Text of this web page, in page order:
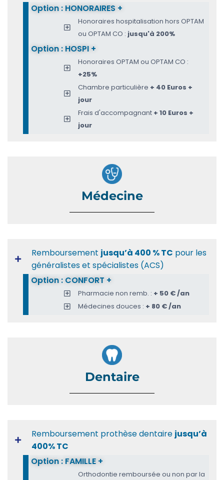
Option : HONORAIRES +
Honoraires hospitalisation hors OPTAM
ou OPTAM CO : jusqu'à 200%
Option : HOSPI +
Honoraires OPTAM ou OPTAM CO :
+25%
Chambre particulière + 40 Euros +
jour
Frais d'accompagnant + 10 Euros +
jour
Médecine
Remboursement jusqu’à 400 % TC pour les
généralistes et spécialistes (ACS)
Option : CONFORT +
Pharmacie non remb. : + 50 € /an
Médecines douces : + 80 € /an
Dentaire
Remboursement prothèse dentaire jusqu’à
400% TC
Option : FAMILLE +
Orthodontie remboursée ou non par la